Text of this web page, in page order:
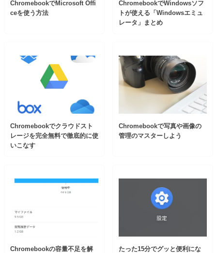
ChromebookでMicrosoft Offi
ceを使う方法
ChromebookでWindowsソフ
トが使える「Windowsエミュ
レータ」まとめ
Chromebookでクラウドスト
レージを完全無料で徹底的に使
いこなす
Chromebookで写真や画像の
管理のマスターしよう
Chromebookの容量不足を解
たった15分でグッと便利にな